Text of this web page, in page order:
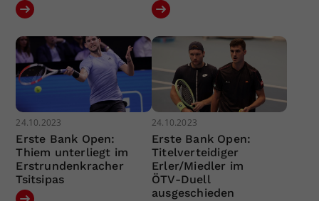
24.10.2023
Erste Bank Open:
Thiem unterliegt im
Erstrundenkracher
Tsitsipas
24.10.2023
Erste Bank Open:
Titelverteidiger
Erler/Miedler im
ÖTV-Duell
ausgeschieden